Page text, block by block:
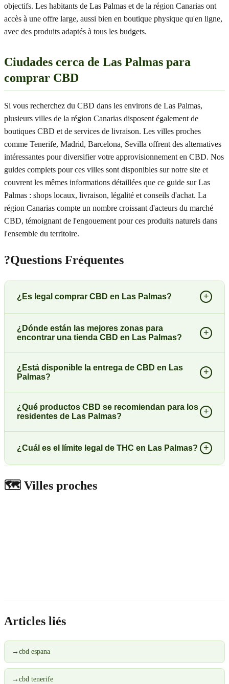
objectifs. Les habitants de Las Palmas et de la région Canarias ont
accès à une offre large, aussi bien en boutique physique qu'en ligne,
avec des produits adaptés à tous les budgets.
Ciudades cerca de Las Palmas para
comprar CBD
Si vous recherchez du CBD dans les environs de Las Palmas,
plusieurs villes de la région Canarias disposent également de
boutiques CBD et de services de livraison. Les villes proches
comme Tenerife, Madrid, Barcelona, Sevilla offrent des alternatives
intéressantes pour diversifier votre approvisionnement en CBD. Nos
guides complets pour ces villes sont disponibles sur notre site et
couvrent les mêmes informations détaillées que ce guide sur Las
Palmas : shops locaux, livraison, légalité et conseils d'achat. La
région Canarias compte un nombre croissant d'acteurs du marché
CBD, témoignant de l'engouement pour ces produits naturels dans
l'ensemble du territoire.
?Questions Fréquentes
¿Es legal comprar CBD en Las Palmas? +
¿Dónde están las mejores zonas para
encontrar una tienda CBD en Las Palmas?
+
¿Está disponible la entrega de CBD en Las
Palmas?
+
¿Qué productos CBD se recomiendan para los
residentes de Las Palmas?
+
¿Cuál es el límite legal de THC en Las Palmas? +
🗺️ Villes proches
Articles liés
→ cbd espana
→ cbd tenerife